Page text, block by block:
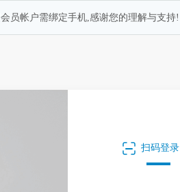
员帐户需绑定手机,感谢您的理解与支持!
扫码登录